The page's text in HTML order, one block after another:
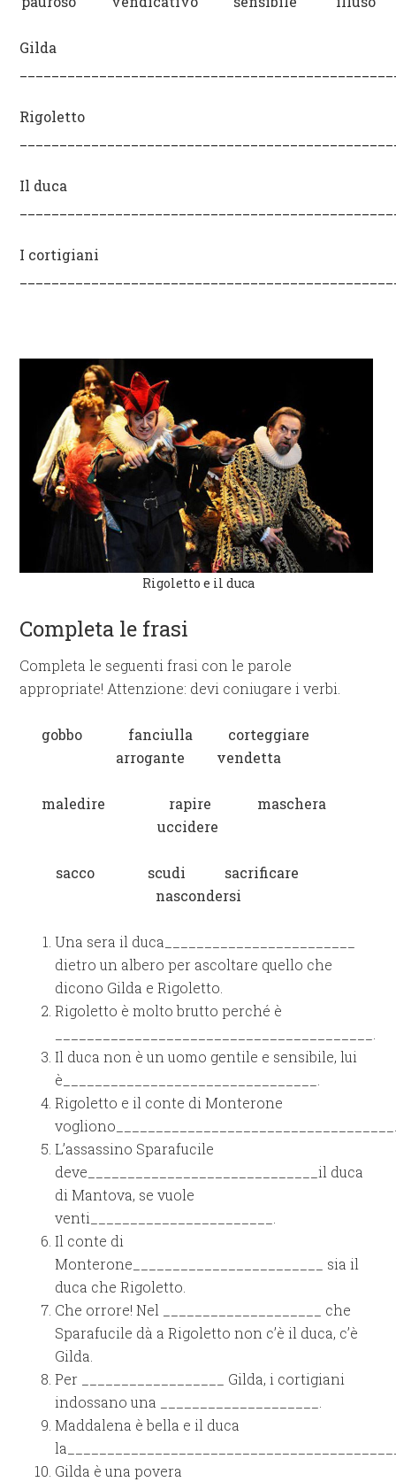
Gilda
Rigoletto
Il duca
I cortigiani
Rigoletto e il duca
Completa le frasi
Completa le seguenti frasi con le parole
appropriate! Attenzione: devi coniugare i verbi.
gobbo fanciulla corteggiare
arrogante vendetta
maledire rapire maschera
uccidere
sacco scudi sacrificare
nascondersi
Una sera il duca________________________
dietro un albero per ascoltare quello che
dicono Gilda e Rigoletto.
Rigoletto è molto brutto perché è
Il duca non è un uomo gentile e sensibile, lui
è________________________________.
Rigoletto e il conte di Monterone
L’assassino Sparafucile
deve_____________________________il duca
di Mantova, se vuole
venti_______________________.
Il conte di
Monterone________________________ sia il
duca che Rigoletto.
Che orrore! Nel ____________________ che
Sparafucile dà a Rigoletto non c’è il duca, c’è
Gilda.
Per __________________ Gilda, i cortigiani
indossano una ____________________.
Maddalena è bella e il duca
Gilda è una povera